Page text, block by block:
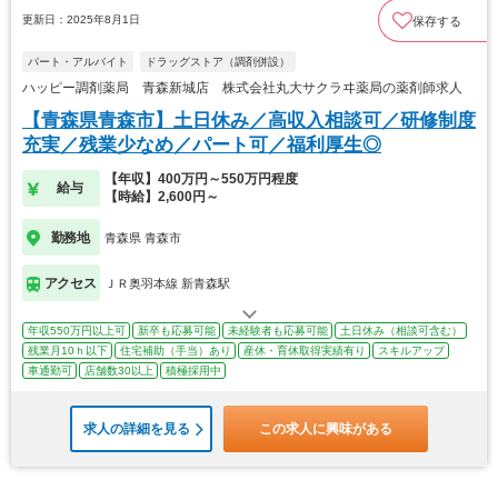
更新日：2025年8月1日 保存する
パート・アルバイト ドラッグストア（調剤併設）
ハッピー調剤薬局 青森新城店 株式会社丸大サクラヰ薬局の薬剤師求人
【青森県青森市】土日休み／高収入相談可／研修制度
充実／残業少なめ／パート可／福利厚生◎
給与
【年収】400万円～550万円程度
【時給】2,600円～
勤務地 青森県 青森市
アクセス ＪＲ奥羽本線 新青森駅
年収550万円以上可 新卒も応募可能 未経験者も応募可能
土日休み（相談可含む）
残業月10ｈ以下
住宅補助（手当）あり 産休・育休取得実績有り
スキルアップ
車通勤可
店舗数30以上 積極採用中
求人の詳細を見る この求人に興味がある